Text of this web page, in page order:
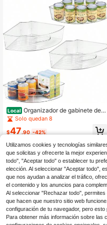
Local Organizador de gabinete de c
ocina, Juego de 4 contenedores de
plástico transparente en forma de c
uña de 1/4 para gabinete de Lazy S
Solo quedan 8
$47.90 -42%
Envío gratis
Utilizamos cookies y tecnologías
que solicitas y ofrecerte la mejor
todo", "Aceptar todo" o establecer tu
elección. Al seleccionar "Aceptar todo",
que nos ayudan a analizar el tráfico,
el contenido y los anuncios para
Al seleccionar "Rechazar todo",
que hacen que nuestro sitio web
configuración de tu navegador, pero esto
Para obtener más información sobre las